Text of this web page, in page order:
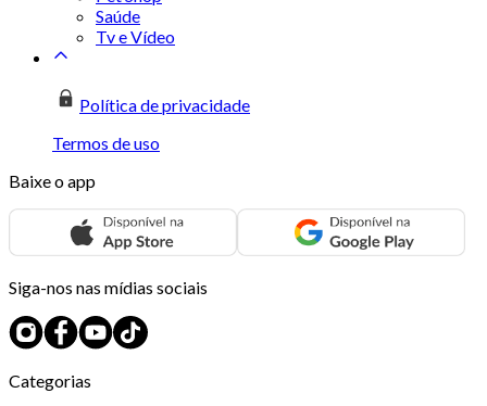
Saúde
Tv e Vídeo
Política de privacidade
Termos de uso
Baixe o app
Siga-nos nas mídias sociais
Categorias